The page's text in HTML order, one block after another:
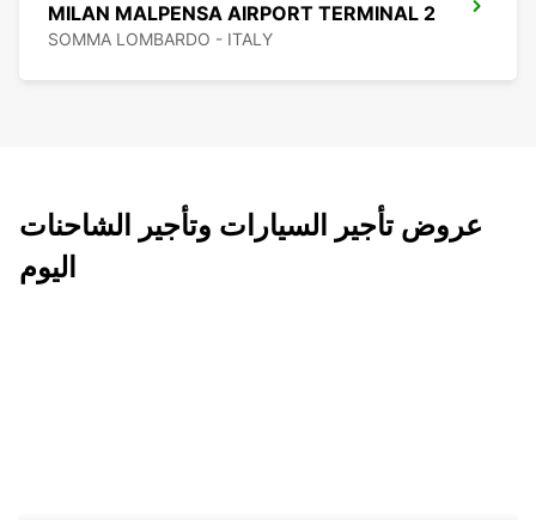
MILAN MALPENSA AIRPORT TERMINAL 2
SOMMA LOMBARDO - ITALY
عروض تأجير السيارات وتأجير الشاحنات
اليوم